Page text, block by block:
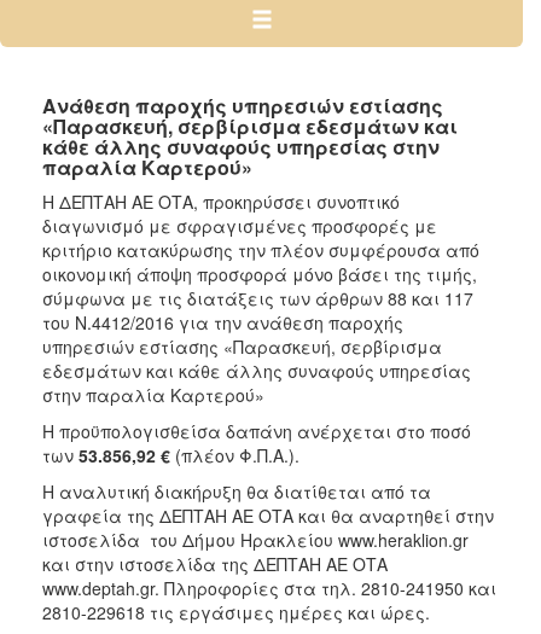
2025
2023
2022
2020
2019
2018
2017
2016
2015
2013
ΤΟΠΟΣ
Ανάθεση παροχής υπηρεσιών εστίασης
«Παρασκευή, σερβίρισμα εδεσμάτων και
κάθε άλλης συναφούς υπηρεσίας στην
παραλία Καρτερού»
Η ΔΕΠΤΑΗ ΑΕ ΟΤΑ, προκηρύσσει συνοπτικό
διαγωνισμό με σφραγισμένες προσφορές με
κριτήριο κατακύρωσης την πλέον συμφέρουσα από
οικονομική άποψη προσφορά μόνο βάσει της τιμής,
σύμφωνα με τις διατάξεις των άρθρων 88 και 117
του Ν.4412/2016 για την ανάθεση παροχής
υπηρεσιών εστίασης «Παρασκευή, σερβίρισμα
εδεσμάτων και κάθε άλλης συναφούς υπηρεσίας
στην παραλία Καρτερού»
Η προϋπολογισθείσα δαπάνη ανέρχεται στο ποσό
των 53.856,92 € (πλέον Φ.Π.Α.).
Η αναλυτική διακήρυξη θα διατίθεται από τα
γραφεία της ΔΕΠΤΑΗ ΑΕ ΟΤΑ και θα αναρτηθεί στην
ιστοσελίδα του Δήμου Ηρακλείου www.heraklion.gr
και στην ιστοσελίδα της ΔΕΠΤΑΗ ΑΕ ΟΤΑ
www.deptah.gr. Πληροφορίες στα τηλ. 2810-241950 και
2810-229618 τις εργάσιμες ημέρες και ώρες.